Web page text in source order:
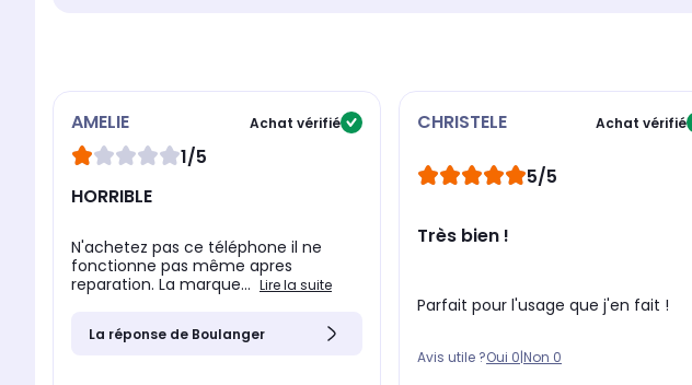
AMELIE Achat vérifié
1/5
HORRIBLE
N'achetez pas ce téléphone il ne
fonctionne pas même apres
reparation. La marque... Lire la suite
La réponse de Boulanger
CHRISTELE Achat vérifié
5/5
Très bien !
Parfait pour l'usage que j'en fait !
Avis utile ?Oui 0|Non 0